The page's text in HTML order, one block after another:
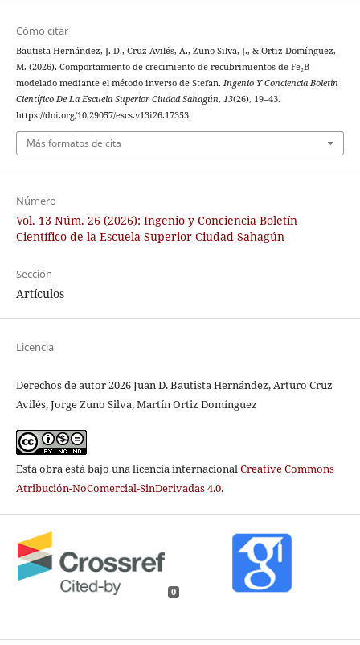
Cómo citar
Bautista Hernández, J. D., Cruz Avilés, A., Zuno Silva, J., & Ortiz Domínguez,
M. (2026). Comportamiento de crecimiento de recubrimientos de Fe₂B
modelado mediante el método inverso de Stefan. Ingenio Y Conciencia Boletín
Científico De La Escuela Superior Ciudad Sahagún, 13(26), 19–43.
https://doi.org/10.29057/escs.v13i26.17353
Más formatos de cita
Número
Vol. 13 Núm. 26 (2026): Ingenio y Conciencia Boletín
Científico de la Escuela Superior Ciudad Sahagún
Sección
Artículos
Licencia
Derechos de autor 2026 Juan D. Bautista Hernández, Arturo Cruz
Avilés, Jorge Zuno Silva, Martín Ortiz Domínguez
Esta obra está bajo una licencia internacional Creative Commons
Atribución-NoComercial-SinDerivadas 4.0.
0